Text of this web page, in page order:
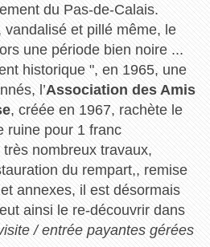
du Pas-de-Calais.
vandalisé et pillé même, le
une période bien noire ...
historique ", en 1965, une
l’Association des Amis
, créée en 1967, rachète le
ruine pour 1 franc
nombreux travaux,
du rempart,, remise
annexes, il est désormais
ainsi le re-découvrir dans
/ entrée payantes gérées